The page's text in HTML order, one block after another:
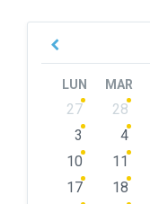
Previous
LUN MAR
Skip
calendar
27 28
3
4
10
11
17
18